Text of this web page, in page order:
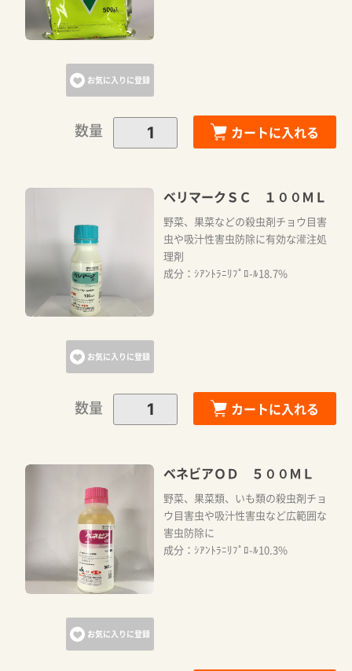
お気に入りに登録
数量 カートに入れる
お気に入りに登録
ベリマークＳＣ １００ＭＬ
野菜、果菜などの殺虫剤チョウ目害
虫や吸汁性害虫防除に有効な灌注処
理剤
成分：ｼｱﾝﾄﾗﾆﾘﾌﾟﾛ-ﾙ18.7%
数量 カートに入れる
お気に入りに登録
ベネビアＯＤ ５００ＭＬ
野菜、果菜類、いも類の殺虫剤チョ
ウ目害虫や吸汁性害虫など広範囲な
害虫防除に
成分：ｼｱﾝﾄﾗﾆﾘﾌﾟﾛ-ﾙ10.3%